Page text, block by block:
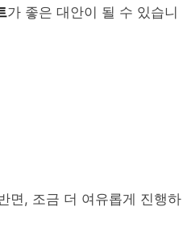
가 좋은 대안이 될 수 있습니
면, 조금 더 여유롭게 진행하